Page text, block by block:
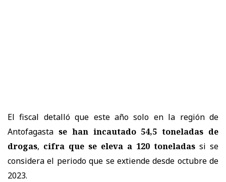
El fiscal detalló que este año solo en la región de
Antofagasta se han incautado 54,5 toneladas de
drogas, cifra que se eleva a 120 toneladas si se
considera el periodo que se extiende desde octubre de
2023.